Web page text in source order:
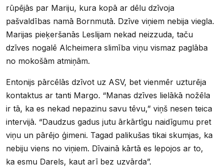
rūpējās par Mariju, kura kopā ar dēlu dzīvoja
pašvaldības namā Bornmutā. Dzīve viņiem nebija viegla.
Marijas pieķeršanās Leslijam nekad neizzuda, taču
dzīves nogalē Alcheimera slimība viņu vismaz paglāba
no mokošām atmiņām.
Entonijs pārcēlās dzīvot uz ASV, bet vienmēr uzturēja
kontaktus ar tanti Margo. “Manas dzīves lielākā nožēla
ir tā, ka es nekad nepazinu savu tēvu,” viņš nesen teica
intervijā. “Daudzus gadus jutu ārkārtīgu naidīgumu pret
viņu un pārējo ģimeni. Tagad palikušas tikai skumjas, ka
nebiju viens no viņiem. Dīvainā kārtā es lepojos ar to,
ka esmu Darels, kaut arī bez uzvārda”.